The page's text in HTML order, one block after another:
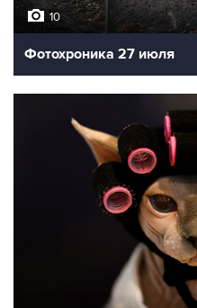
10
Фотохроника 27 июля